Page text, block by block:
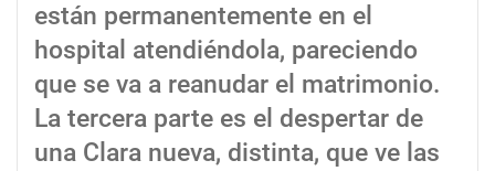
están permanentemente en el
hospital atendiéndola, pareciendo
que se va a reanudar el matrimonio.
La tercera parte es el despertar de
una Clara nueva, distinta, que ve las